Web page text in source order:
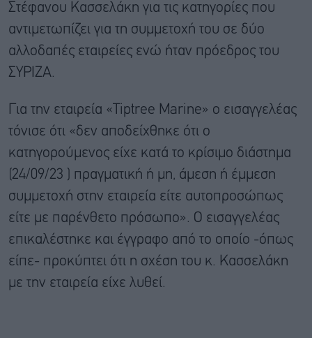
Στέφανου Κασσελάκη για τις κατηγορίες που
αντιμετωπίζει για τη συμμετοχή του σε δύο
αλλοδαπές εταιρείες ενώ ήταν πρόεδρος του
ΣΥΡΙΖΑ.
Για την εταιρεία «Tiptree Marine» ο εισαγγελέας
τόνισε ότι «δεν αποδείχθηκε ότι ο
κατηγορούμενος είχε κατά το κρίσιμο διάστημα
(24/09/23 ) πραγματική ή μη, άμεση ή έμμεση
συμμετοχή στην εταιρεία είτε αυτοπροσώπως
είτε με παρένθετο πρόσωπο». Ο εισαγγελέας
επικαλέστηκε και έγγραφο από το οποίο -όπως
είπε- προκύπτει ότι η σχέση του κ. Κασσελάκη
με την εταιρεία είχε λυθεί.